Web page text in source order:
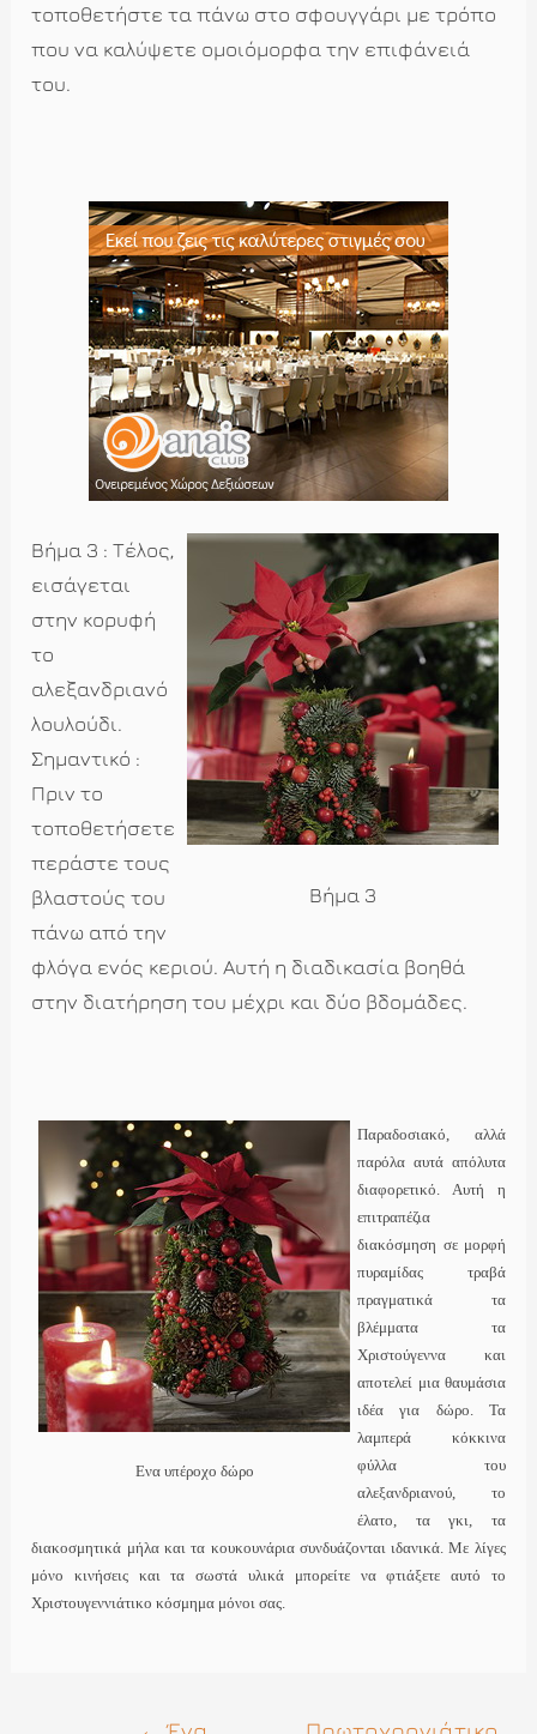
τοποθετήστε τα πάνω στο σφουγγάρι με τρόπο
που να καλύψετε ομοιόμορφα την επιφάνειά
του.
Βήμα 3
Βήμα 3 : Τέλος,
εισάγεται
στην κορυφή
το
αλεξανδριανό
λουλούδι.
Σημαντικό :
Πριν το
τοποθετήσετε
περάστε τους
βλαστούς του
πάνω από την
φλόγα ενός κεριού. Αυτή η διαδικασία βοηθά
στην διατήρηση του μέχρι και δύο βδομάδες.
Ενα υπέροχο δώρο
Παραδοσιακό, αλλά
παρόλα αυτά απόλυτα
διαφορετικό. Αυτή η
επιτραπέζια
διακόσμηση σε μορφή
πυραμίδας τραβά
πραγματικά τα
βλέμματα τα
Χριστούγεννα και
αποτελεί μια θαυμάσια
ιδέα για δώρο. Τα
λαμπερά κόκκινα
φύλλα του
αλεξανδριανού, το
έλατο, τα γκι, τα
διακοσμητικά μήλα και τα κουκουνάρια συνδυάζονται ιδανικά. Με λίγες
μόνο κινήσεις και τα σωστά υλικά μπορείτε να φτιάξετε αυτό το
Χριστουγεννιάτικο κόσμημα μόνοι σας.
Πλοήγηση